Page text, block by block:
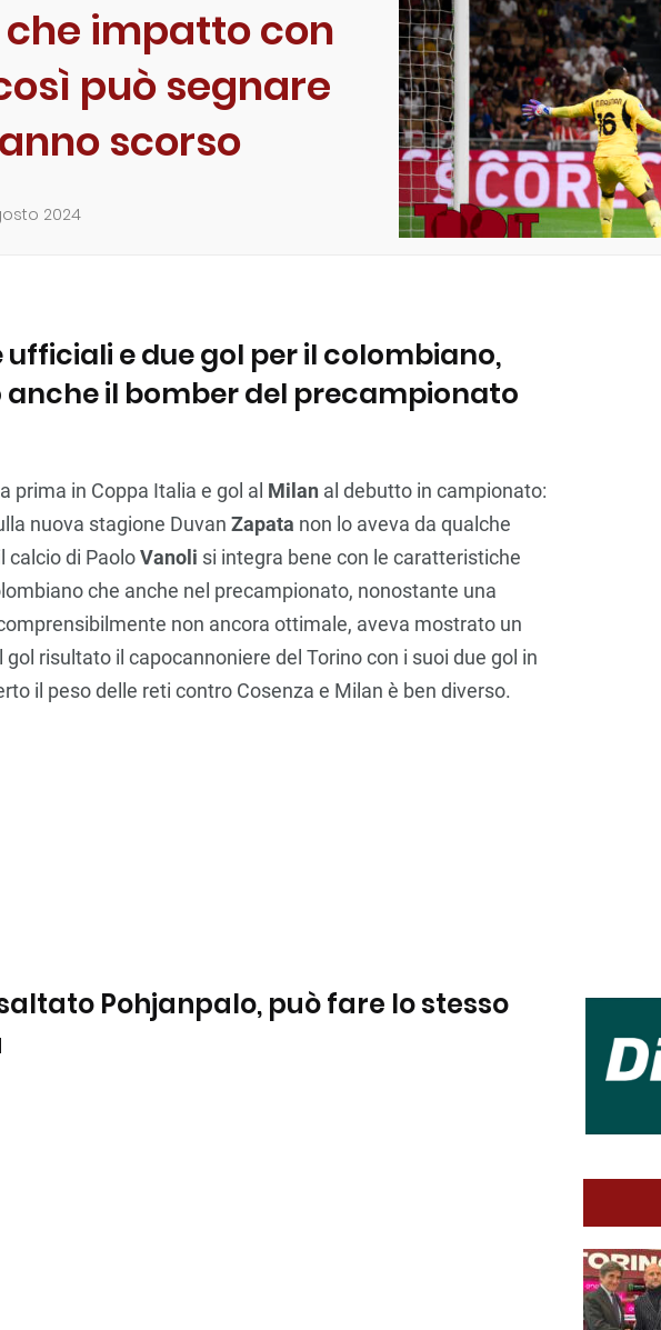
impatto con
può segnare
scorso
2024
e due gol per il colombiano,
anche il bomber del precampionato
prima in Coppa Italia e gol al Milan al debutto in campionato:
nuova stagione Duvan Zapata non lo aveva da qualche
calcio di PaoloVanoli si integra bene con le caratteristiche
che anche nel precampionato, nonostante una
non ancora ottimale, aveva mostrato un
gol risultato il capocannoniere del Torino con i suoi due gol in
il peso delle reti contro Cosenza e Milan è ben diverso.
Pohjanpalo, può fare lo stesso